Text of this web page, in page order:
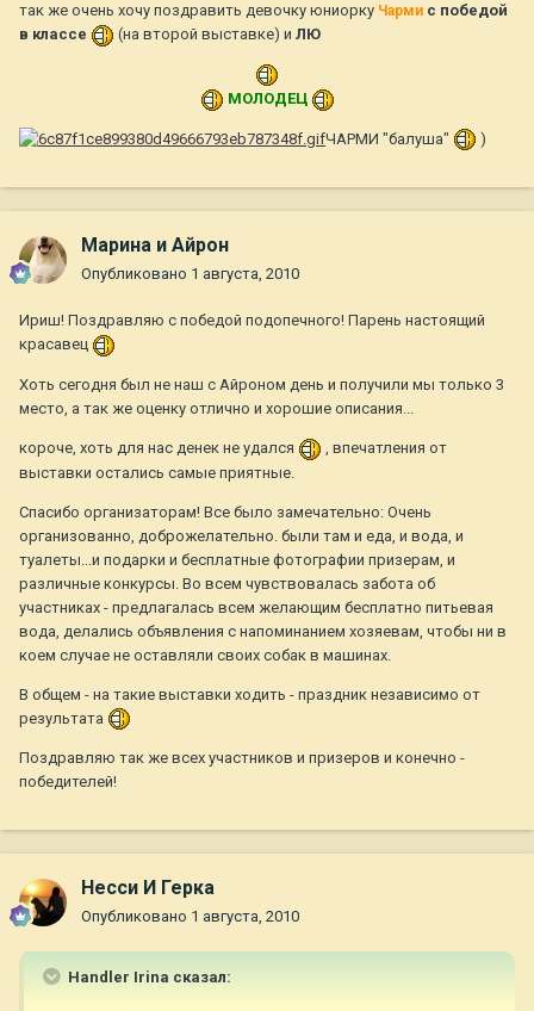
так же очень хочу поздравить девочку юниорку Чарми с победой
в классе
(на второй выставке) и ЛЮ
МОЛОДЕЦ
ЧАРМИ "балуша" )
Марина и Айрон
Опубликовано 1 августа, 2010
Ириш! Поздравляю с победой подопечного! Парень настоящий
красавец
Хоть сегодня был не наш с Айроном день и получили мы только 3
место, а так же оценку отлично и хорошие описания...
короче, хоть для нас денек не удался
, впечатления от
выставки остались самые приятные.
Спасибо организаторам! Все было замечательно: Очень
организованно, доброжелательно. были там и еда, и вода, и
туалеты...и подарки и бесплатные фотографии призерам, и
различные конкурсы. Во всем чувствовалась забота об
участниках - предлагалась всем желающим бесплатно питьевая
вода, делались объявления с напоминанием хозяевам, чтобы ни в
коем случае не оставляли своих собак в машинах.
В общем - на такие выставки ходить - праздник независимо от
результата
Поздравляю так же всех участников и призеров и конечно -
победителей!
Несси И Герка
Опубликовано 1 августа, 2010
Handler Irina сказал: